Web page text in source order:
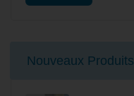
Nouveaux Produits